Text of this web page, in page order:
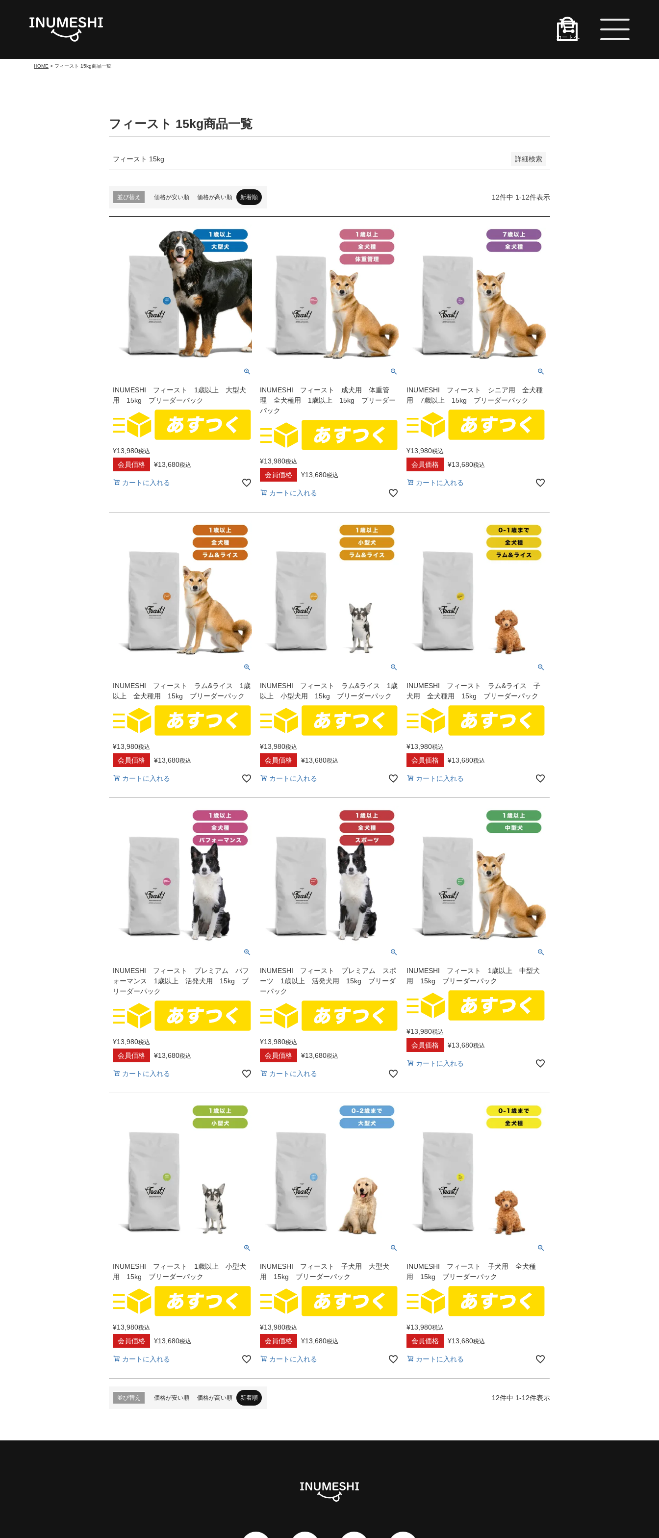
HOME フィースト 15kg商品一覧
フィースト 15kg商品一覧
フィースト 15kg 詳細検索
検索
並び替え 価格が安い順 価格が高い順 新着順 12件中 1-12件表示
INUMESHI フィースト 1歳以上 大型犬
用 15kg ブリーダーパック
¥13,980税込
会員価格 ¥13,680税込
カートに入れる
INUMESHI フィースト 成犬用 体重管
理 全犬種用 1歳以上 15kg ブリーダー
パック
¥13,980税込
会員価格 ¥13,680税込
カートに入れる
INUMESHI フィースト シニア用 全犬種
用 7歳以上 15kg ブリーダーパック
¥13,980税込
会員価格 ¥13,680税込
カートに入れる
INUMESHI フィースト ラム&ライス 1歳
以上 全犬種用 15kg ブリーダーパック
¥13,980税込
会員価格 ¥13,680税込
カートに入れる
INUMESHI フィースト ラム&ライス 1歳
以上 小型犬用 15kg ブリーダーパック
¥13,980税込
会員価格 ¥13,680税込
カートに入れる
INUMESHI フィースト ラム&ライス 子
犬用 全犬種用 15kg ブリーダーパック
¥13,980税込
会員価格 ¥13,680税込
カートに入れる
INUMESHI フィースト プレミアム パフ
ォーマンス 1歳以上 活発犬用 15kg ブ
リーダーパック
¥13,980税込
会員価格 ¥13,680税込
カートに入れる
INUMESHI フィースト プレミアム スポ
ーツ 1歳以上 活発犬用 15kg ブリーダ
ーパック
¥13,980税込
会員価格 ¥13,680税込
カートに入れる
INUMESHI フィースト 1歳以上 中型犬
用 15kg ブリーダーパック
¥13,980税込
会員価格 ¥13,680税込
カートに入れる
INUMESHI フィースト 1歳以上 小型犬
用 15kg ブリーダーパック
¥13,980税込
会員価格 ¥13,680税込
カートに入れる
INUMESHI フィースト 子犬用 大型犬
用 15kg ブリーダーパック
¥13,980税込
会員価格 ¥13,680税込
カートに入れる
INUMESHI フィースト 子犬用 全犬種
用 15kg ブリーダーパック
¥13,980税込
会員価格 ¥13,680税込
カートに入れる
並び替え 価格が安い順 価格が高い順 新着順 12件中 1-12件表示
カートへ